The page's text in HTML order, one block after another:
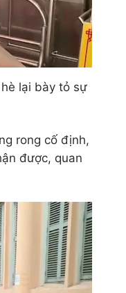
lại bày tỏ sự
rong cố định,
được, quan